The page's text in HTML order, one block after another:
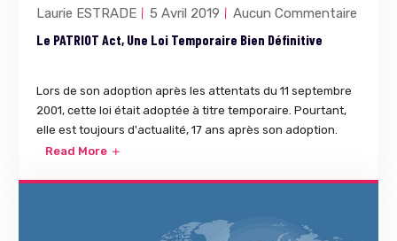
Laurie ESTRADE 5 Avril 2019 Aucun Commentaire
Le PATRIOT Act, Une Loi Temporaire Bien Définitive
Lors de son adoption après les attentats du 11 septembre
2001, cette loi était adoptée à titre temporaire. Pourtant,
elle est toujours d'actualité, 17 ans après son adoption.
Read More